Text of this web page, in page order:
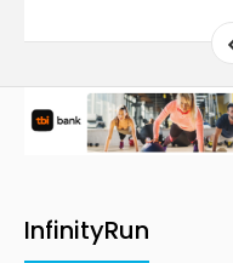
InfinityRun